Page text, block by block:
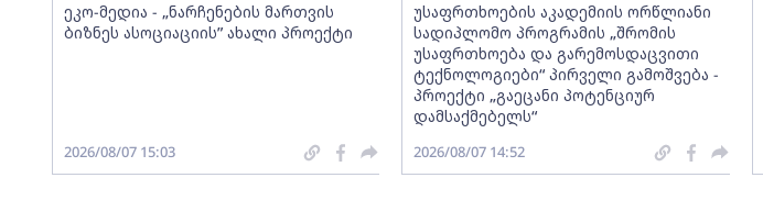
ეკო-მედია - „ნარჩენების მართვის
ბიზნეს ასოციაციის” ახალი პროექტი
2026/08/07 15:03
უსაფრთხოების აკადემიის ორწლიანი
სადიპლომო პროგრამის „შრომის
უსაფრთხოება და გარემოსდაცვითი
ტექნოლოგიები“ პირველი გამოშვება -
პროექტი „გაეცანი პოტენციურ
დამსაქმებელს“
2026/08/07 14:52